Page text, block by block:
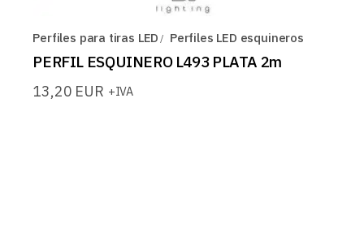
Perfiles para tiras LED Perfiles LED esquineros
PERFIL ESQUINERO L493 PLATA 2m
13,20 EUR +IVA